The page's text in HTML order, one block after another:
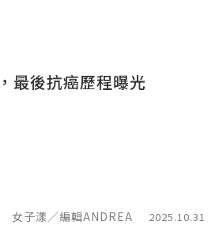
最後抗癌歷程曝光
女子漾／編輯ANDREA 2025.10.31